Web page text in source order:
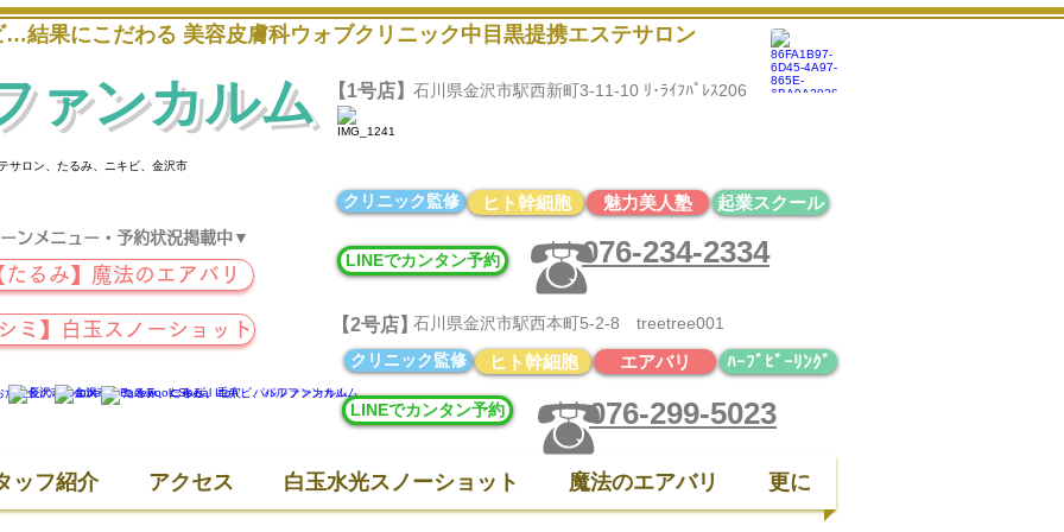
結果にこだわる 美容皮膚科ウォブクリニック中目黒提携エステサロン
ァンカルム 石川県金沢市駅西新町3-11-10 ﾘ･ﾗｲﾌﾊﾟﾚｽ206
【1号店】
クリニック監修 ヒト幹細胞 魅力美人塾 起業スクール
るみ】魔法のエアバリ
ンメニュー・予約状況掲載中▼
LINEでカンタン予約 076-234-2334
石川県金沢市駅西本町5-2-8 treetree001
【2号店】
クリニック監修 ヒト幹細胞 エアバリ ﾊｰﾌﾞﾋﾟｰﾘﾝｸﾞ
LINEでカンタン予約 076-299-5023
ミ】白玉スノーショット
ッフ紹介 アクセス 白玉水光スノーショット 魔法のエアバリ 更に